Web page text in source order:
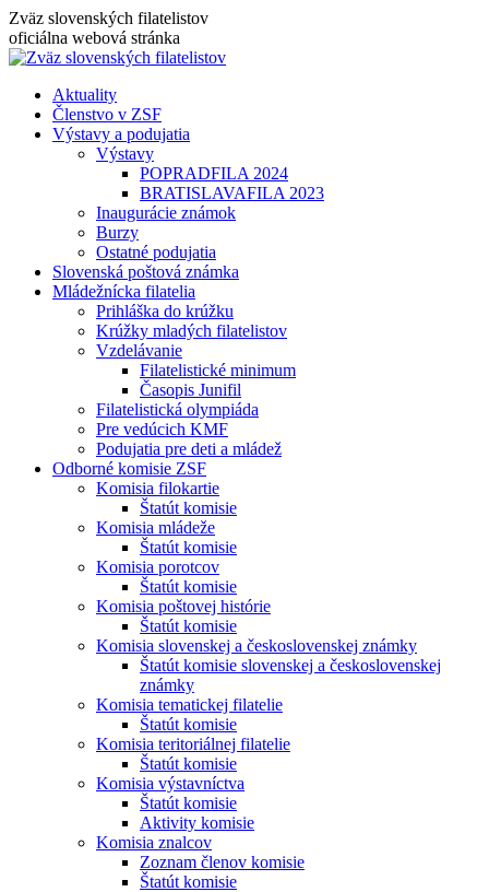
Skip
to
content
Zväz slovenských filatelistov
oficiálna webová stránka
Aktuality
Členstvo v ZSF
Výstavy a podujatia
Výstavy
POPRADFILA 2024
BRATISLAVAFILA 2023
Inaugurácie známok
Burzy
Ostatné podujatia
Slovenská poštová známka
Mládežnícka filatelia
Prihláška do krúžku
Krúžky mladých filatelistov
Vzdelávanie
Filatelistické minimum
Časopis Junifil
Filatelistická olympiáda
Pre vedúcich KMF
Podujatia pre deti a mládež
Odborné komisie ZSF
Komisia filokartie
Štatút komisie
Komisia mládeže
Štatút komisie
Komisia porotcov
Štatút komisie
Komisia poštovej histórie
Štatút komisie
Komisia slovenskej a československej známky
Štatút komisie slovenskej a československej
známky
Komisia tematickej filatelie
Štatút komisie
Komisia teritoriálnej filatelie
Štatút komisie
Komisia výstavníctva
Štatút komisie
Aktivity komisie
Komisia znalcov
Zoznam členov komisie
Štatút komisie